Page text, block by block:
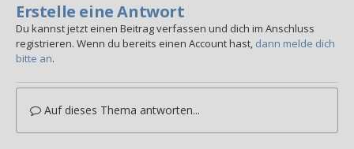
Erstelle eine Antwort
Du kannst jetzt einen Beitrag verfassen und dich im Anschluss
registrieren. Wenn du bereits einen Account hast, dann melde dich
bitte an.
Auf dieses Thema antworten...